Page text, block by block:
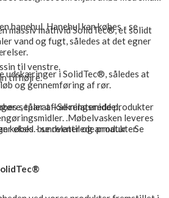
massiv mathvid SolidTec®, et solidt
vand og fugt, således at det egner
udskæringer i SolidTec®, således at
og gennemføring af rør.
tåler afkalkningsmiddel,
.Møbelvasken leveres
købes - se relaterede produkter.
hanehul. Hanehul kan købes - se
til venstre.
til højre.
separat - Se relaterede produkter
ekskl. bundventil og armatur - Se